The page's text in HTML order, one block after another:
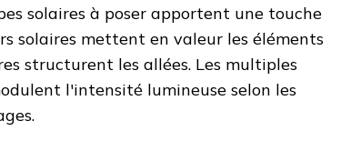
solaires à poser apportent une touche
solaires mettent en valeur les éléments
structurent les allées. Les multiples
l'intensité lumineuse selon les